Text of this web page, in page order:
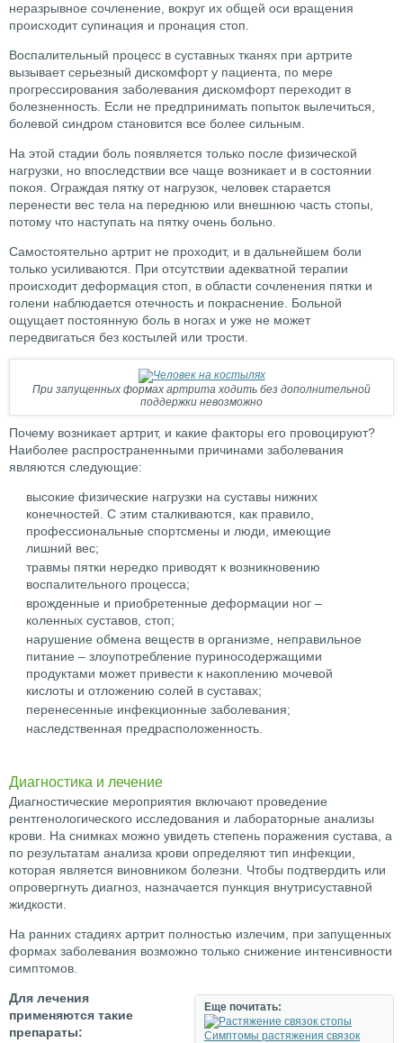
неразрывное сочленение, вокруг их общей оси вращения
происходит супинация и пронация стоп.
Воспалительный процесс в суставных тканях при артрите
вызывает серьезный дискомфорт у пациента, по мере
прогрессирования заболевания дискомфорт переходит в
болезненность. Если не предпринимать попыток вылечиться,
болевой синдром становится все более сильным.
На этой стадии боль появляется только после физической
нагрузки, но впоследствии все чаще возникает и в состоянии
покоя. Ограждая пятку от нагрузок, человек старается
перенести вес тела на переднюю или внешнюю часть стопы,
потому что наступать на пятку очень больно.
Самостоятельно артрит не проходит, и в дальнейшем боли
только усиливаются. При отсутствии адекватной терапии
происходит деформация стоп, в области сочленения пятки и
голени наблюдается отечность и покраснение. Больной
ощущает постоянную боль в ногах и уже не может
передвигаться без костылей или трости.
При запущенных формах артрита ходить без дополнительной
поддержки невозможно
Почему возникает артрит, и какие факторы его провоцируют?
Наиболее распространенными причинами заболевания
являются следующие:
высокие физические нагрузки на суставы нижних
конечностей. С этим сталкиваются, как правило,
профессиональные спортсмены и люди, имеющие
лишний вес;
травмы пятки нередко приводят к возникновению
воспалительного процесса;
врожденные и приобретенные деформации ног –
коленных суставов, стоп;
нарушение обмена веществ в организме, неправильное
питание – злоупотребление пуриносодержащими
продуктами может привести к накоплению мочевой
кислоты и отложению солей в суставах;
перенесенные инфекционные заболевания;
наследственная предрасположенность.
Диагностика и лечение
Диагностические мероприятия включают проведение
рентгенологического исследования и лабораторные анализы
крови. На снимках можно увидеть степень поражения сустава, а
по результатам анализа крови определяют тип инфекции,
которая является виновником болезни. Чтобы подтвердить или
опровергнуть диагноз, назначается пункция внутрисуставной
жидкости.
На ранних стадиях артрит полностью излечим, при запущенных
формах заболевания возможно только снижение интенсивности
симптомов.
Еще почитать:
Симптомы растяжения связок
Для лечения
применяются такие
препараты: